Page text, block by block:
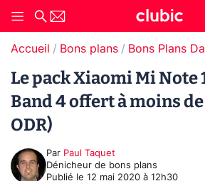
Accueil Bons plans Bons Plans
Le pack Xiaomi Mi Note
Band 4 offert à moins
ODR)
Par Paul Taquet
Dénicheur de bons plans
Publié le 12 mai 2020 à 12h30